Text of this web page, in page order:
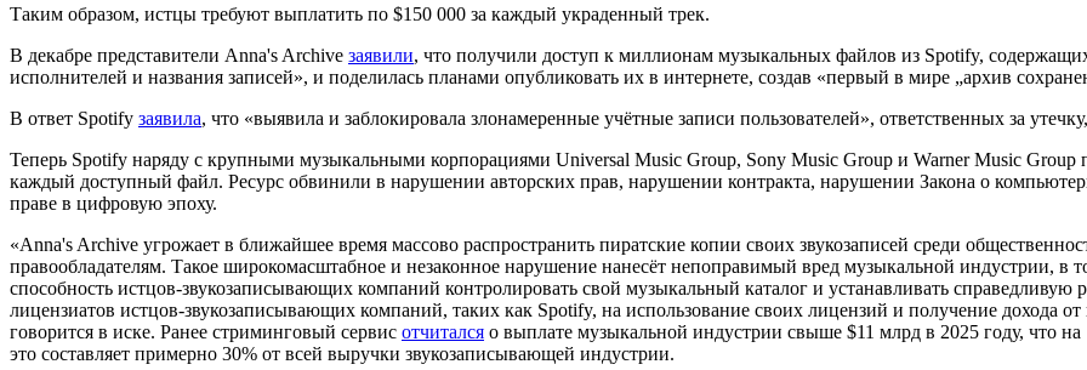
Таким образом, истцы требуют выплатить по $150 000 за каждый украденный трек.
В декабре представители Anna's Archive заявили, что получили доступ к миллионам музыкальных файлов из Spotify,
исполнителей и названия записей», и поделилась планами опубликовать их в интернете, создав «первый в мире „архив
В ответ Spotify заявила, что «выявила и заблокировала злонамеренные учётные записи пользователей», ответственных за
Теперь Spotify наряду с крупными музыкальными корпорациями Universal Music Group, Sony Music Group и Warner Music Group
каждый доступный файл. Ресурс обвинили в нарушении авторских прав, нарушении контракта, нарушении Закона о
праве в цифровую эпоху.
«Anna's Archive угрожает в ближайшее время массово распространить пиратские копии своих звукозаписей среди
правообладателям. Такое широкомасштабное и незаконное нарушение нанесёт непоправимый вред музыкальной индустрии, в
способность истцов-звукозаписывающих компаний контролировать свой музыкальный каталог и устанавливать
лицензиатов истцов-звукозаписывающих компаний, таких как Spotify, на использование своих лицензий и получение дохода
говорится в иске. Ранее стриминговый сервис отчитался о выплате музыкальной индустрии свыше $11 млрд в 2025 году, что
это составляет примерно 30% от всей выручки звукозаписывающей индустрии.